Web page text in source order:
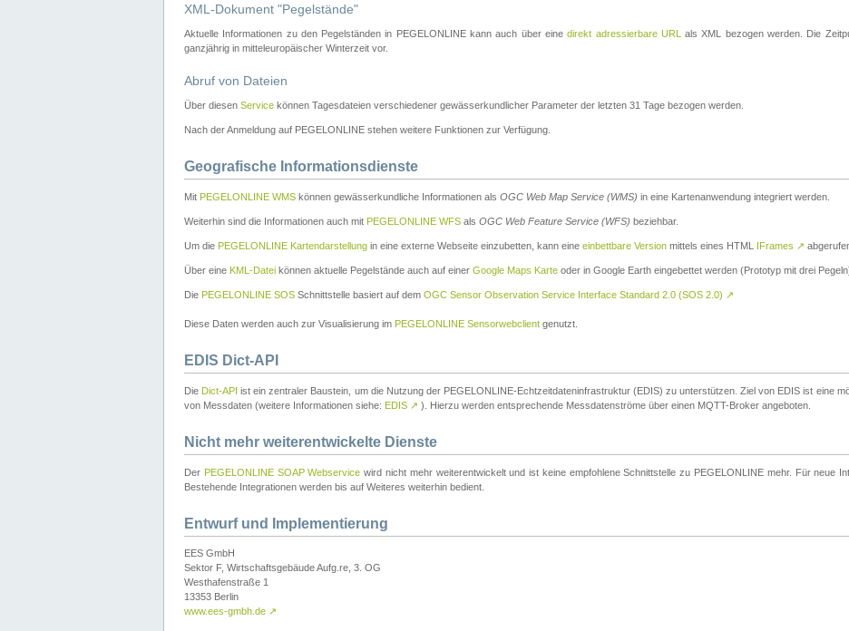
XML-Dokument "Pegelstände"
Aktuelle Informationen zu den Pegelständen in PEGELONLINE kann auch über einedirekt adressierbare URL
als XML bezogen werden. Die
ganzjährig in mitteleuropäischer Winterzeit vor.
Abruf von Dateien
Über diesen Service können Tagesdateien verschiedener gewässerkundlicher Parameter der letzten 31 Tage bezogen werden.
Nach der Anmeldung auf PEGELONLINE stehen weitere Funktionen zur Verfügung.
Geografische Informationsdienste
Mit PEGELONLINE WMS können gewässerkundliche Informationen als OGC Web Map Service (WMS) in eine Kartenanwendung integriert werden.
Weiterhin sind die Informationen auch mit PEGELONLINE WFS als OGC Web Feature Service (WFS) beziehbar.
Um die PEGELONLINE Kartendarstellung in eine externe Webseite einzubetten, kann eine einbettbare Version mittels eines HTML IFrames ↗
Über eine KML-Datei können aktuelle Pegelstände auch auf einer Google Maps Karte oder in Google Earth eingebettet werden (Prototyp mit drei
Die PEGELONLINE SOS Schnittstelle basiert auf dem OGC Sensor Observation Service Interface Standard 2.0 (SOS 2.0) ↗
Diese Daten werden auch zur Visualisierung im PEGELONLINE Sensorwebclient genutzt.
EDIS Dict-API
Die Dict-API ist ein zentraler Baustein, um die Nutzung der PEGELONLINE-Echtzeitdateninfrastruktur (EDIS) zu unterstützen. Ziel von EDIS ist eine
von Messdaten (weitere Informationen siehe: EDIS ↗ ). Hierzu werden entsprechende Messdatenströme über einen MQTT-Broker angeboten.
Nicht mehr weiterentwickelte Dienste
Der PEGELONLINE SOAP Webservice wird nicht mehr weiterentwickelt und ist keine empfohlene Schnittstelle zu PEGELONLINE mehr. Für neue
Bestehende Integrationen werden bis auf Weiteres weiterhin bedient.
Entwurf und Implementierung
EES GmbH
Sektor F, Wirtschaftsgebäude Aufg.re, 3. OG
Westhafenstraße 1
13353 Berlin
www.ees-gmbh.de ↗